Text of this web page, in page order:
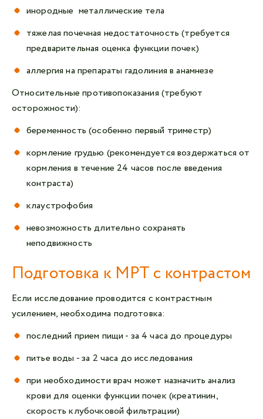
инородные металлические тела
тяжелая почечная недостаточность (требуется
предварительная оценка функции почек)
аллергия на препараты гадолиния в анамнезе
Относительные противопоказания (требуют
осторожности):
беременность (особенно первый триместр)
кормление грудью (рекомендуется воздержаться от
кормления в течение 24 часов после введения
контраста)
клаустрофобия
невозможность длительно сохранять
неподвижность
Подготовка к МРТ с контрастом
Если исследование проводится с контрастным
усилением, необходима подготовка:
последний прием пищи - за 4 часа до процедуры
питье воды - за 2 часа до исследования
при необходимости врач может назначить анализ
крови для оценки функции почек (креатинин,
скорость клубочковой фильтрации)